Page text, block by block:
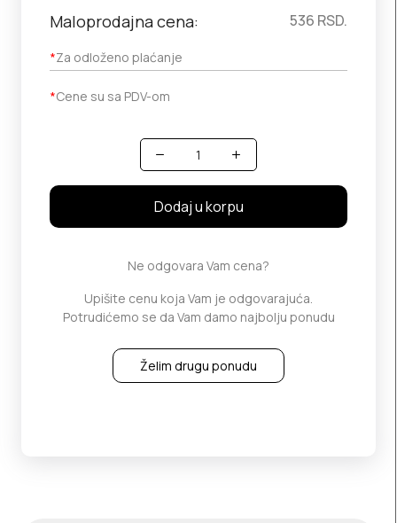
Maloprodajna cena:
*Za odloženo plaćanje
536 RSD.
*Cene su sa PDV-om
Količina
Dodaj u korpu
Ne odgovara Vam cena?
Upišite cenu koja Vam je odgovarajuća.
Potrudićemo se da Vam damo najbolju ponudu
Želim drugu ponudu